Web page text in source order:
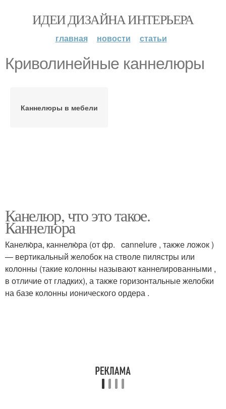
ИДЕИ ДИЗАЙНА ИНТЕРЬЕРА
главная новости статьи
Криволинейные каннелюры
Каннелюры в мебели
Канелюр, что это такое.
Каннелюра
Канелю́ра, каннелю́ра (от фр. cannelure , также ложок )
— вертикальный желобок на стволе пилястры или
колонны (такие колонны называют каннелированными ,
в отличие от гладких), а также горизонтальные желобки
на базе колонны ионического ордера .